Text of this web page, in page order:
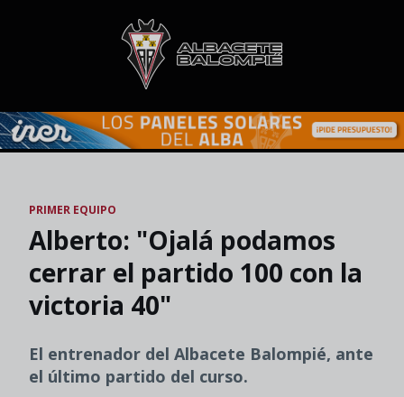
Skip to main content
PRIMER EQUIPO
Alberto: "Ojalá podamos
cerrar el partido 100 con la
victoria 40"
El entrenador del Albacete Balompié, ante
el último partido del curso.